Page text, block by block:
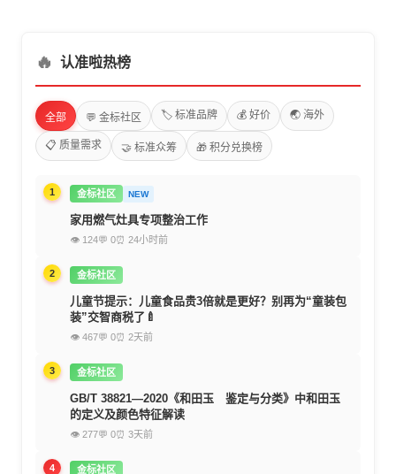
🔥 认准啦热榜
全部 💬 金标社区 🏷️ 标准品牌 💰 好价 🌏 海外
📋 质量需求 🤝 标准众筹 🎁 积分兑换榜
1 金标社区 NEW
家用燃气灶具专项整治工作
👁 124💬 0⏰ 24小时前
2 金标社区
儿童节提示：儿童食品贵3倍就是更好？别再为“童装包
装”交智商税了🍼
👁 467💬 0⏰ 2天前
3 金标社区
GB/T 38821—2020《和田玉 鉴定与分类》中和田玉
的定义及颜色特征解读
👁 277💬 0⏰ 3天前
4 金标社区